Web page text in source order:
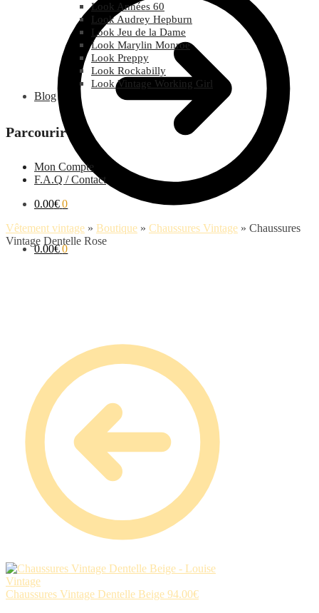
0.00€ 0
Look Années 60
Look Audrey Hepburn
Look Jeu de la Dame
Look Marylin Monroe
Look Preppy
Look Rockabilly
Look Vintage Working Girl
Blog
Parcourir
Mon Compte
F.A.Q / Contact
0.00€ 0
Vêtement vintage » Boutique » Chaussures Vintage » Chaussures
Vintage Dentelle Rose
Chaussures Vintage Dentelle Beige 94.00€